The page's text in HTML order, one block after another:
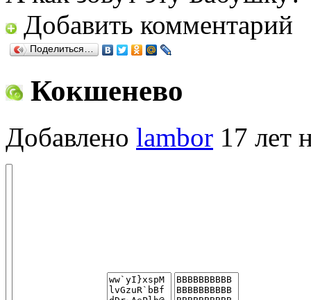
Добавить комментарий
Поделиться…
Кокшенево
Добавлено lambor 17 лет